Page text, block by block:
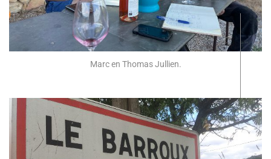
Marc en Thomas Jullien.